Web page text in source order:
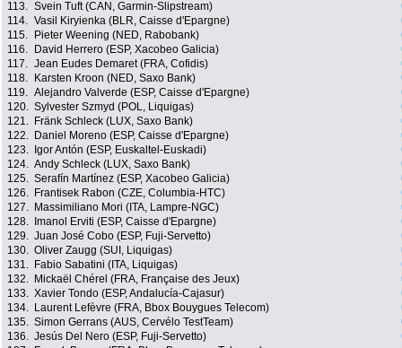
113. Svein Tuft (CAN, Garmin-Slipstream)
114. Vasil Kiryienka (BLR, Caisse d'Epargne)
115.
Pieter Weening (NED, Rabobank)
116.
David Herrero (ESP, Xacobeo Galicia)
117. Jean Eudes Demaret (FRA, Cofidis)
118.
Karsten Kroon (NED, Saxo Bank)
119. Alejandro Valverde (ESP, Caisse d'Epargne)
120. Sylvester Szmyd (POL, Liquigas)
121.
Fränk Schleck (LUX, Saxo Bank)
122.
Daniel Moreno (ESP, Caisse d'Epargne)
123.
Igor Antón (ESP, Euskaltel-Euskadi)
124. Andy Schleck (LUX, Saxo Bank)
125. Serafín Martínez (ESP, Xacobeo Galicia)
126.
Frantisek Rabon (CZE, Columbia-HTC)
127.
Massimiliano Mori (ITA, Lampre-NGC)
128.
Imanol Erviti (ESP, Caisse d'Epargne)
129. Juan José Cobo (ESP, Fuji-Servetto)
130. Oliver Zaugg (SUI, Liquigas)
131.
Fabio Sabatini (ITA, Liquigas)
132.
Mickaël Chérel (FRA, Française des Jeux)
133. Xavier Tondo (ESP, Andalucía-Cajasur)
134.
Laurent Lefèvre (FRA, Bbox Bouygues Telecom)
135. Simon Gerrans (AUS, Cervélo TestTeam)
136. Jesús Del Nero (ESP, Fuji-Servetto)